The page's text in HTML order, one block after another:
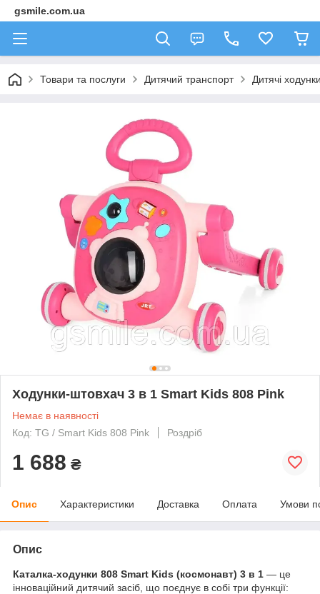
gsmile.com.ua
Товари та послуги Дитячий транспорт Дитячі
Ходунки-штовхач 3 в 1 Smart Kids 808 Pink
Немає в наявності
Код: TG / Smart Kids 808 Pink
Роздріб
1 688 ₴
Опис Характеристики Доставка Оплата Умови
Опис
Каталка-ходунки 808 Smart Kids (космонавт) 3 в 1 — це
інноваційний дитячий засіб, що поєднує в собі три функції: